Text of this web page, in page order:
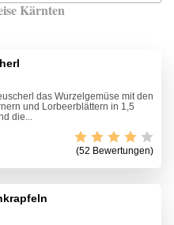
Kärnten
das Wurzelgemüse mit den
und Lorbeerblättern in 1,5
die...
(52 Bewertungen)